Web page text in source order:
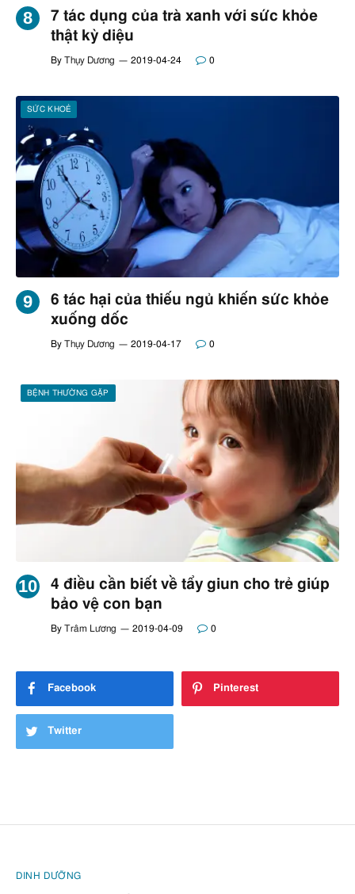
7 tác dụng của trà xanh với sức khỏe
thật kỳ diệu
By Thụy Dương 2019-04-24 0
SỨC KHOẺ
6 tác hại của thiếu ngủ khiến sức khỏe
xuống dốc
By Thụy Dương 2019-04-17 0
BỆNH THƯỜNG GẶP
4 điều cần biết về tẩy giun cho trẻ giúp
bảo vệ con bạn
By Trâm Lương 2019-04-09 0
Facebook Pinterest
Twitter
DINH DƯỠNG